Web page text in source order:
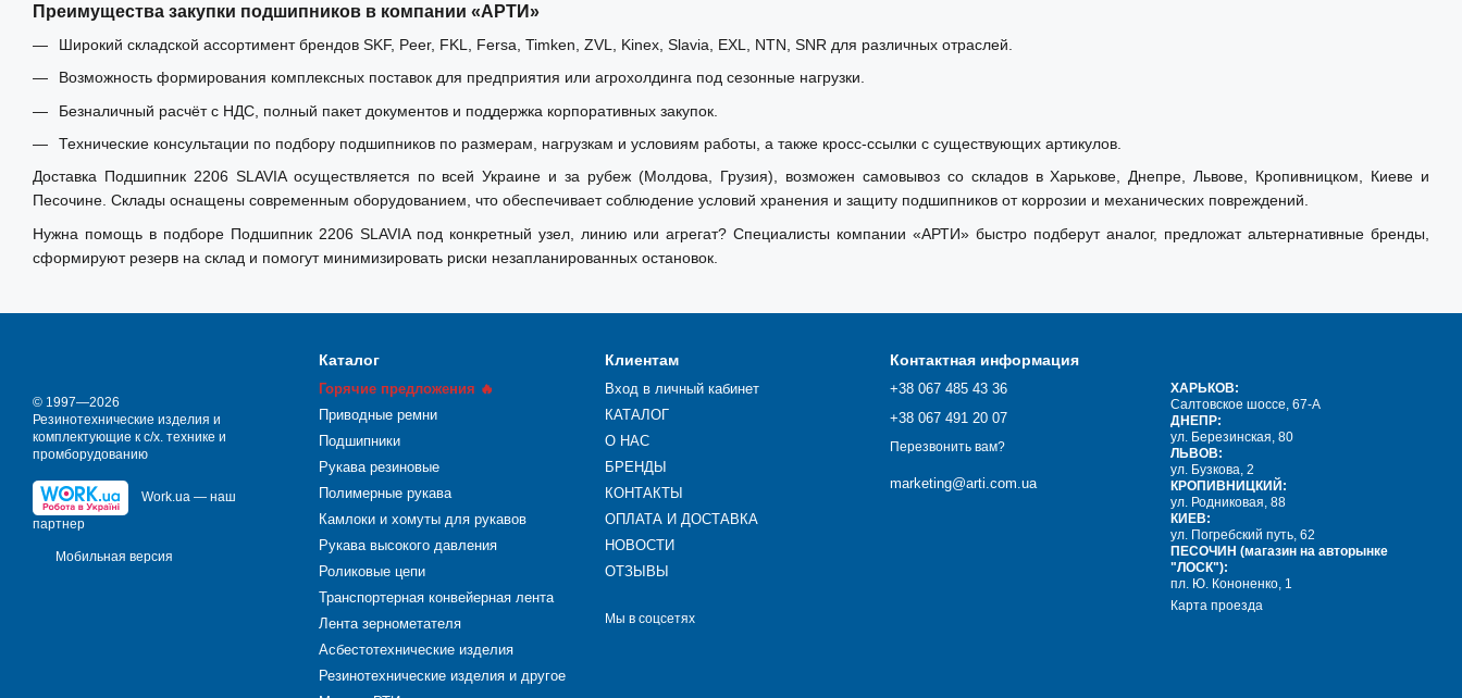
Преимущества закупки подшипников в компании «АРТИ»
Широкий складской ассортимент брендов SKF, Peer, FKL, Fersa, Timken, ZVL, Kinex, Slavia, EXL, NTN, SNR для различных отраслей.
Возможность формирования комплексных поставок для предприятия или агрохолдинга под сезонные нагрузки.
Безналичный расчёт с НДС, полный пакет документов и поддержка корпоративных закупок.
Технические консультации по подбору подшипников по размерам, нагрузкам и условиям работы, а также кросс-ссылки с существующих артикулов.
Доставка Подшипник 2206 SLAVIA осуществляется по всей Украине и за рубеж (Молдова, Грузия), возможен самовывоз со складов в Харькове, Днепре, Львове, Кропивницком, Киеве и
Песочине. Склады оснащены современным оборудованием, что обеспечивает соблюдение условий хранения и защиту подшипников от коррозии и механических повреждений.
Нужна помощь в подборе Подшипник 2206 SLAVIA под конкретный узел, линию или агрегат? Специалисты компании «АРТИ» быстро подберут аналог, предложат альтернативные бренды,
сформируют резерв на склад и помогут минимизировать риски незапланированных остановок.
© 1997—2026
Резинотехнические изделия и
комплектующие к с/х. технике и
промборудованию
Work.ua — наш
партнер
Мобильная версия
Каталог
Горячие предложения 🔥
Приводные ремни
Подшипники
Рукава резиновые
Полимерные рукава
Камлоки и хомуты для рукавов
Рукава высокого давления
Роликовые цепи
Транспортерная конвейерная лента
Лента зернометателя
Асбестотехнические изделия
Резинотехнические изделия и другое
Клиентам
Вход в личный кабинет
КАТАЛОГ
О НАС
БРЕНДЫ
КОНТАКТЫ
ОПЛАТА И ДОСТАВКА
НОВОСТИ
ОТЗЫВЫ
Мы в соцсетях
Контактная информация
+38 067 485 43 36
+38 067 491 20 07
Перезвонить вам?
marketing@arti.com.ua
ХАРЬКОВ:
Салтовское шоссе, 67-А
ДНЕПР:
ул. Березинская, 80
ЛЬВОВ:
ул. Бузкова, 2
КРОПИВНИЦКИЙ:
ул. Родниковая, 88
КИЕВ:
ул. Погребский путь, 62
ПЕСОЧИН (магазин на авторынке
"ЛОСК"):
пл. Ю. Кононенко, 1
Карта проезда